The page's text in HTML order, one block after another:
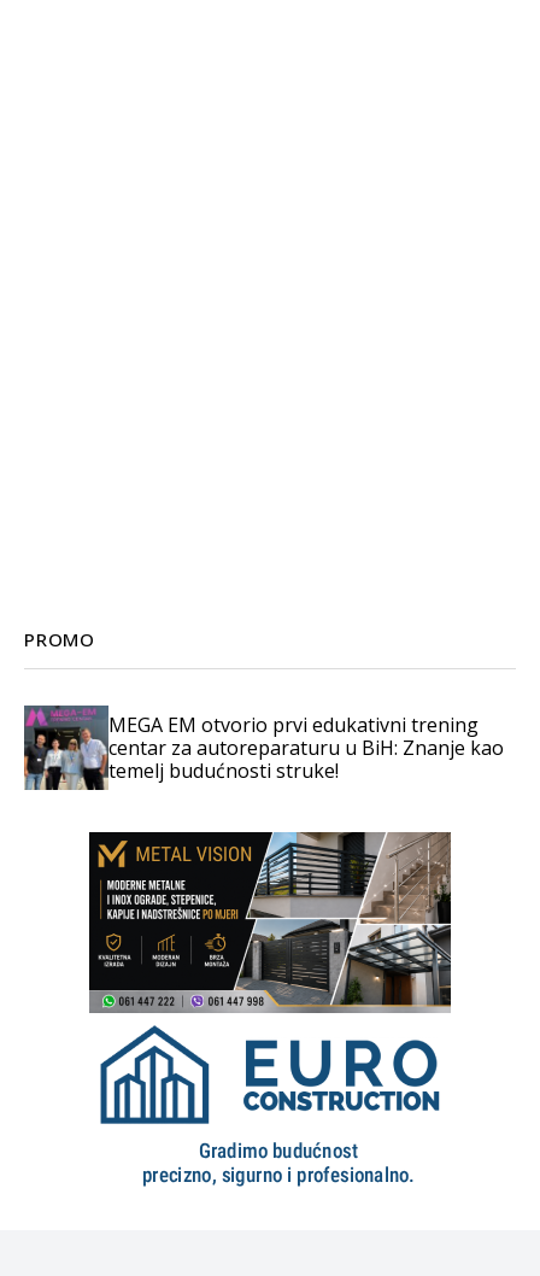
PROMO
MEGA EM otvorio prvi edukativni trening
centar za autoreparaturu u BiH: Znanje kao
temelj budućnosti struke!